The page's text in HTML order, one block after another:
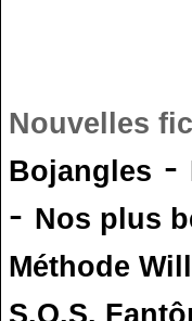
Nouvelles
Bojangles -
- Nos plus
Méthode
S.O.S.